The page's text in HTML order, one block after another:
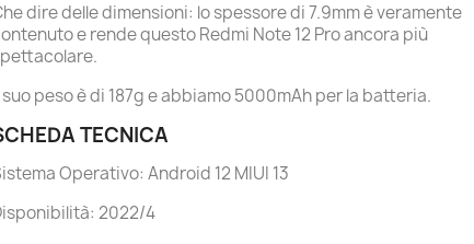
dire delle dimensioni: lo spessore di 7.9mm è veramente
e rende questo Redmi Note 12 Pro ancora più
suo peso è di 187g e abbiamo 5000mAh per la batteria.
TECNICA
Operativo: Android 12 MIUI 13
2022/4